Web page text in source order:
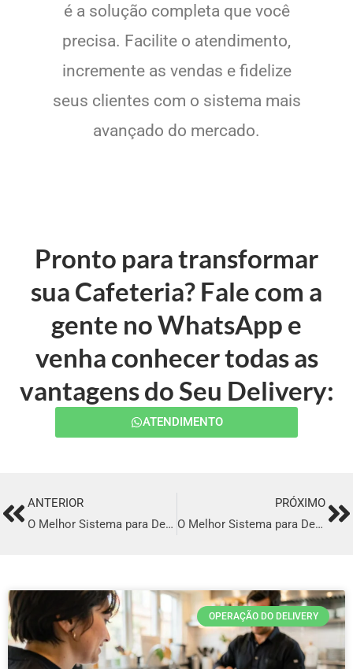
é a solução completa que você
precisa. Facilite o atendimento,
incremente as vendas e fidelize
seus clientes com o sistema mais
avançado do mercado.
Pronto para transformar
sua Cafeteria? Fale com a
gente no WhatsApp e
venha conhecer todas as
vantagens do Seu Delivery:
ATENDIMENTO
PrevANTERIOR
O Melhor Sistema para Delivery em Olímpia
PRÓXIMO
O Melhor Sistema para Delivery em Guaxupé
OPERAÇÃO DO DELIVERY